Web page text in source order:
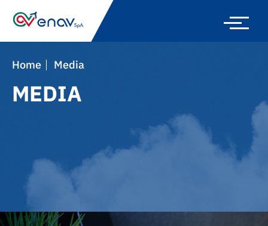
Home Media
MEDIA